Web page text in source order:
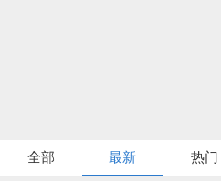
全部 最新 热门